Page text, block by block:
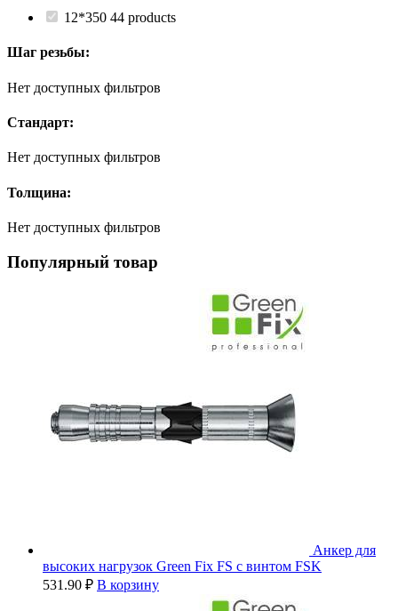
12*350 44 products
Шаг резьбы:
Нет доступных фильтров
Стандарт:
Нет доступных фильтров
Толщина:
Нет доступных фильтров
Популярный товар
Анкер для
высоких нагрузок Green Fix FS с винтом FSK
531.90 ₽ В корзину